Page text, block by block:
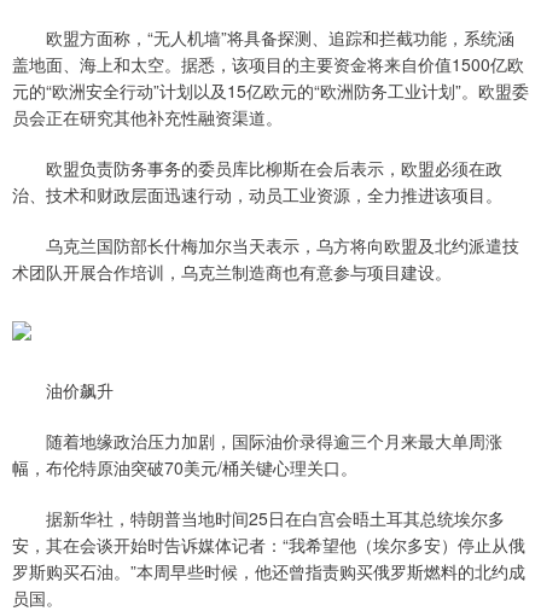
欧盟方面称，“无人机墙”将具备探测、追踪和拦截功能，系统涵
盖地面、海上和太空。据悉，该项目的主要资金将来自价值1500亿欧
元的“欧洲安全行动”计划以及15亿欧元的“欧洲防务工业计划”。欧盟委
员会正在研究其他补充性融资渠道。
欧盟负责防务事务的委员库比柳斯在会后表示，欧盟必须在政
治、技术和财政层面迅速行动，动员工业资源，全力推进该项目。
乌克兰国防部长什梅加尔当天表示，乌方将向欧盟及北约派遣技
术团队开展合作培训，乌克兰制造商也有意参与项目建设。
油价飙升
随着地缘政治压力加剧，国际油价录得逾三个月来最大单周涨
幅，布伦特原油突破70美元/桶关键心理关口。
据新华社，特朗普当地时间25日在白宫会晤土耳其总统埃尔多
安，其在会谈开始时告诉媒体记者：“我希望他（埃尔多安）停止从俄
罗斯购买石油。”本周早些时候，他还曾指责购买俄罗斯燃料的北约成
员国。